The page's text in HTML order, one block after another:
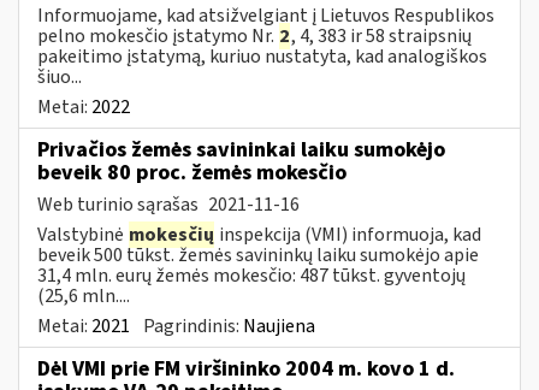
Informuojame, kad atsižvelgiant į Lietuvos Respublikos
pelno mokesčio įstatymo Nr. 2, 4, 383 ir 58 straipsnių
pakeitimo įstatymą, kuriuo nustatyta, kad analogiškos
šiuo...
Metai: 2022
Privačios žemės savininkai laiku sumokėjo
beveik 80 proc. žemės mokesčio
Web turinio sąrašas 2021-11-16
Valstybinė mokesčių inspekcija (VMI) informuoja, kad
beveik 500 tūkst. žemės savininkų laiku sumokėjo apie
31,4 mln. eurų žemės mokesčio: 487 tūkst. gyventojų
(25,6 mln....
Metai: 2021 Pagrindinis: Naujiena
Dėl VMI prie FM viršininko 2004 m. kovo 1 d.